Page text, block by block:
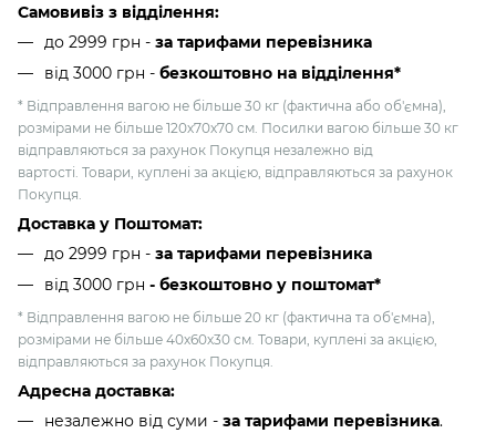
Самовивіз з відділення:
до 2999 грн - за тарифами перевізника
від 3000 грн - безкоштовно на відділення*
* Відправлення вагою не більше 30 кг (фактична або об'ємна),
розмірами не більше 120х70х70 см. Посилки вагою більше 30 кг
відправляються за рахунок Покупця незалежно від
вартості. Товари, куплені за акцією, відправляються за рахунок
Покупця.
Доставка у Поштомат:
до 2999 грн - за тарифами перевізника
від 3000 грн - безкоштовно у поштомат*
* Відправлення вагою не більше 20 кг (фактична та об'ємна),
розмірами не більше 40х60х30 см. Товари, куплені за акцією,
відправляються за рахунок Покупця.
Адресна доставка:
незалежно від суми - за тарифами перевізника.